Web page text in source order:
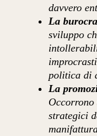
davvero
La
sviluppo
politica di
La
strategici